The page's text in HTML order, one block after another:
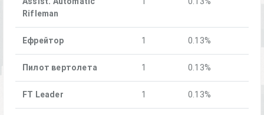
Rifleman
Ефрейтор 1 0.13%
Пилот вертолета 1 0.13%
FT Leader 1 0.13%